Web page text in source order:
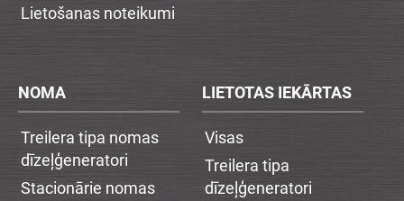
Lietošanas noteikumi
NOMA
Treilera tipa nomas
dīzeļģeneratori
Stacionārie nomas
LIETOTAS IEKĀRTAS
Visas
Treilera tipa
dīzeļģeneratori